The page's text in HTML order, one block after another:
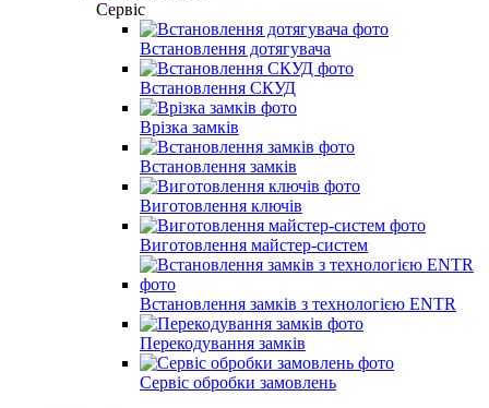
Сервіс
Встановлення дотягувача
Встановлення СКУД
Врізка замків
Встановлення замків
Виготовлення ключів
Виготовлення майстер-систем
Встановлення замків з технологією ENTR
Перекодування замків
Сервіс обробки замовлень